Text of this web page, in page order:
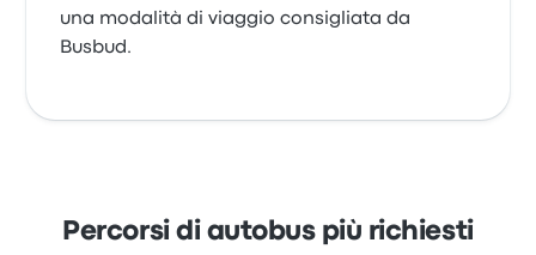
una modalità di viaggio consigliata da
Busbud.
Percorsi di autobus più richiesti